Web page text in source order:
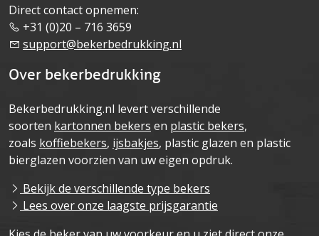
Direct contact opnemen:
+31 (0)20 – 716 3659
support@bekerbedrukking.nl
Over bekerbedrukking
Bekerbedrukking.nl levert verschillende
soorten kartonnen bekers en plastic bekers,
zoals koffiebekers, ijsbakjes, plastic glazen en plastic
bierglazen voorzien van uw eigen opdruk.
Bekijk de verschillende type bekers
Lees over onze laagste prijsgarantie